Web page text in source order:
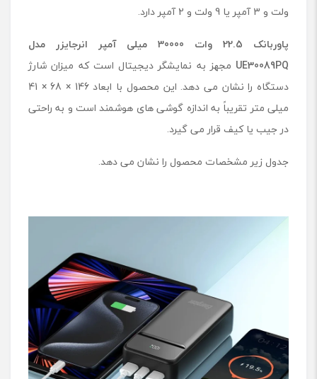
U
3
0
8
9
Q
ولت و 3 آمپر یا 9 ولت و 2 آمپر دارد.
پاوربانک 22.5 وات 30000 میلی آمپر انرجایزر مدل
UE30089PQ مجهز به نمایشگر دیجیتال است که میزان شارژ
دستگاه را نشان می دهد. این محصول با ابعاد 146 × 68 × 41
میلی متر تقریباً به اندازه گوشی های هوشمند است و به راحتی
در جیب یا کیف قرار می گیرد.
جدول زیر مشخصات محصول را نشان می دهد.